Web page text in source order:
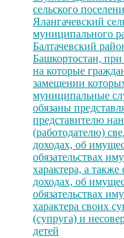
сельского
Ялангачевский
муниципального
Балтачевский
Башкортостан, при
на которые
замещении
муниципальные
обязаны
представителю
(работодателю)
доходах, об
обязательствах
характера, а также
доходах, об
обязательствах
характера своих
(супруга) и
детей